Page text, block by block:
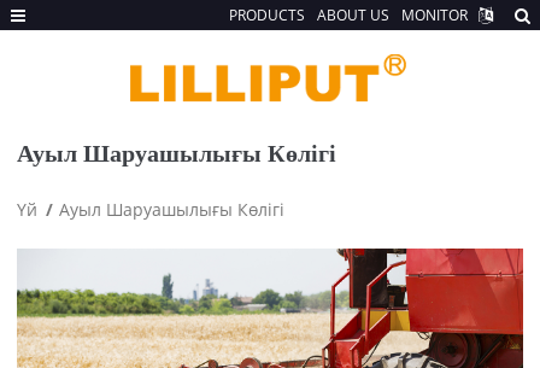
Ауыл Шаруашылығы Көлігі
Үй Ауыл Шаруашылығы Көлігі
PRODUCTS ABOUT US MONITOR